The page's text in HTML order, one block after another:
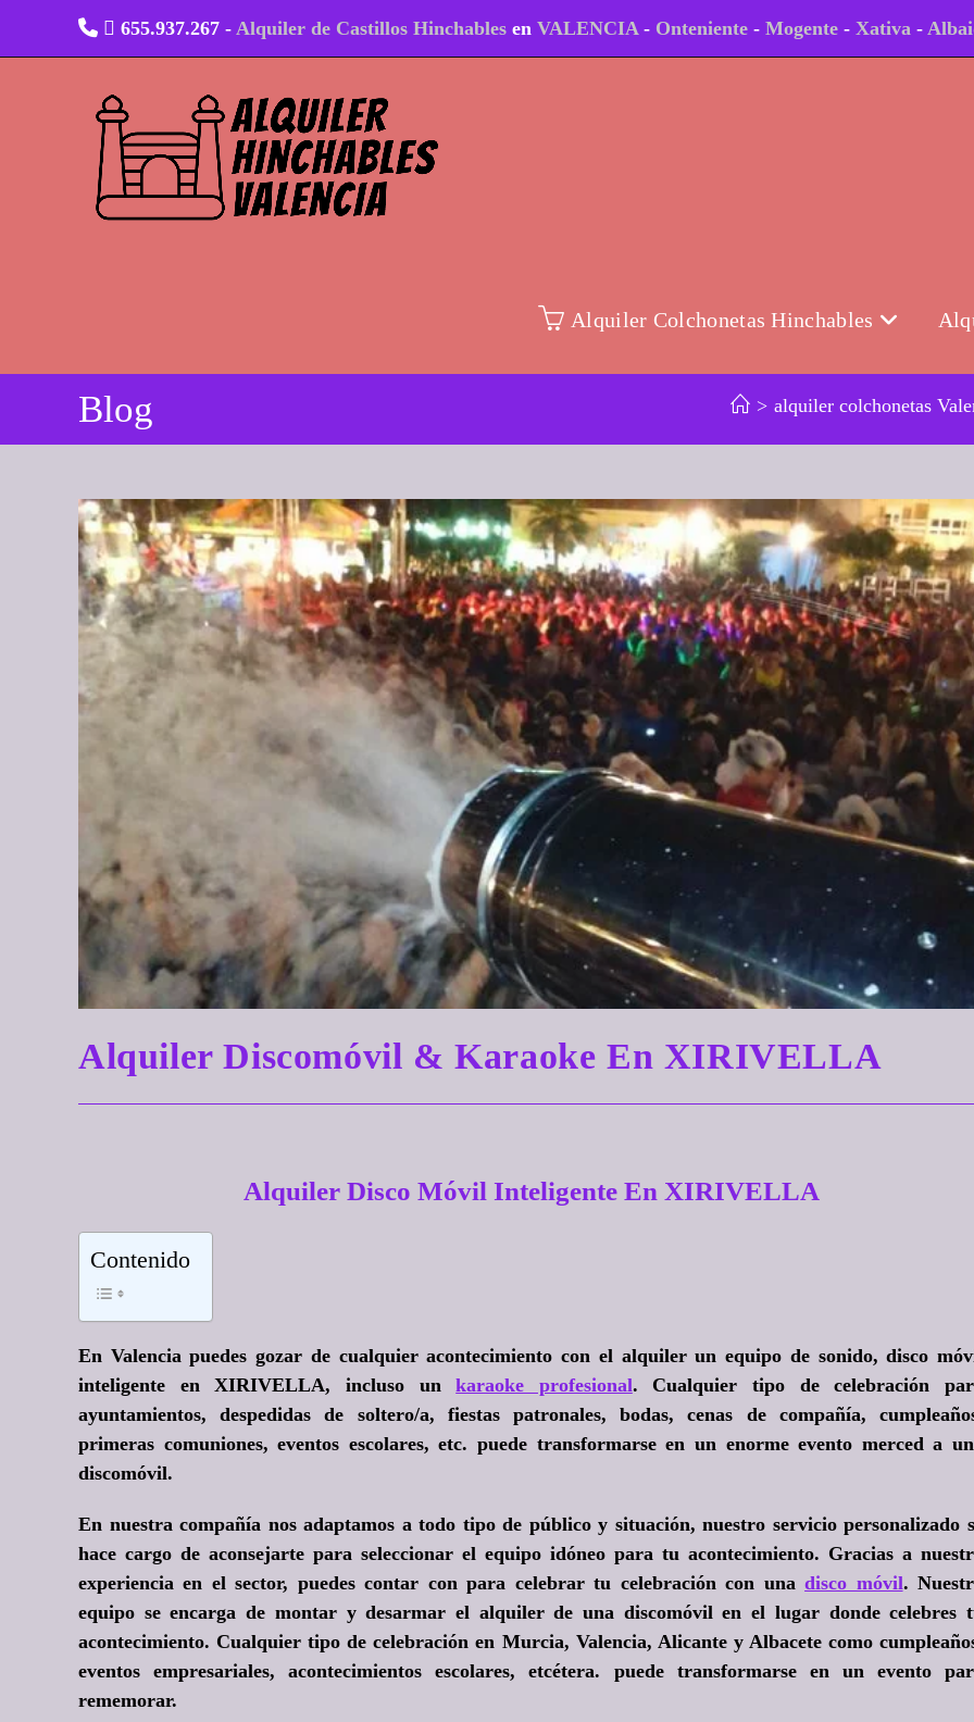
contenido
655.937.267 - Alquiler de Castillos Hinchables en VALENCIA- Onteniente - Mogente - Xativa -
Alquiler Colchonetas Hinchables
Blog > alquiler colchonetas
Alquiler Discomóvil & Karaoke En XIRIVELLA
Alquiler Disco Móvil Inteligente En XIRIVELLA
Contenido
En Valencia puedes gozar de cualquier acontecimiento con el alquiler un equipo de sonido, disco
inteligente en XIRIVELLA, incluso unkaraoke profesional. Cualquier tipo de celebración
ayuntamientos, despedidas de soltero/a, fiestas patronales, bodas, cenas de compañía,
primeras comuniones, eventos escolares, etc. puede transformarse en un enorme evento merced a
discomóvil.
En nuestra compañía nos adaptamos a todo tipo de público y situación, nuestro servicio personalizado
hace cargo de aconsejarte para seleccionar el equipo idóneo para tu acontecimiento. Gracias a
experiencia en el sector, puedes contar con para celebrar tu celebración con unadisco móvil.
equipo se encarga de montar y desarmar el alquiler de una discomóvil en el lugar donde celebres
acontecimiento. Cualquier tipo de celebración en Murcia, Valencia, Alicante y Albacete como
eventos empresariales, acontecimientos escolares, etcétera. puede transformarse en un evento
rememorar.